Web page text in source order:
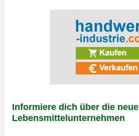
Informiere dich über die
Lebensmittelunternehmen